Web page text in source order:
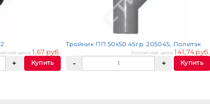
цена: 1,67 руб.
Купить
Тройник ПП 50х50 45гр. 205045, Политэк
Розничная цена: 141,74 руб.
Купить